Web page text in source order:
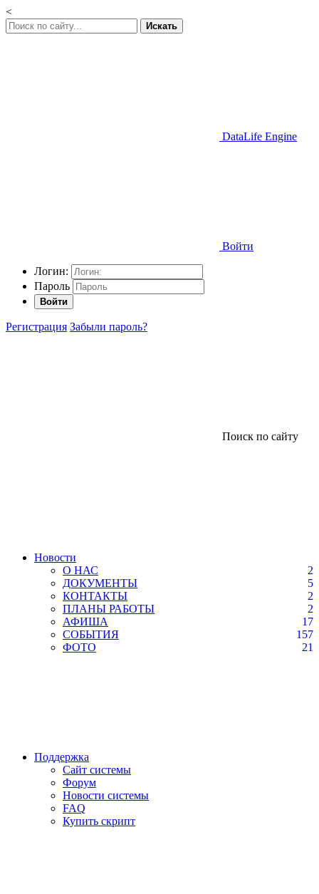
<
Искать
DataLife Engine
Войти
Логин:
Пароль
Войти
Регистрация Забыли пароль?
Поиск по сайту
Новости
О НАС
2
ДОКУМЕНТЫ
5
КОНТАКТЫ
2
ПЛАНЫ РАБОТЫ
2
АФИША
17
СОБЫТИЯ
157
ФОТО
21
Поддержка
Сайт системы
Форум
Новости системы
FAQ
Купить скрипт